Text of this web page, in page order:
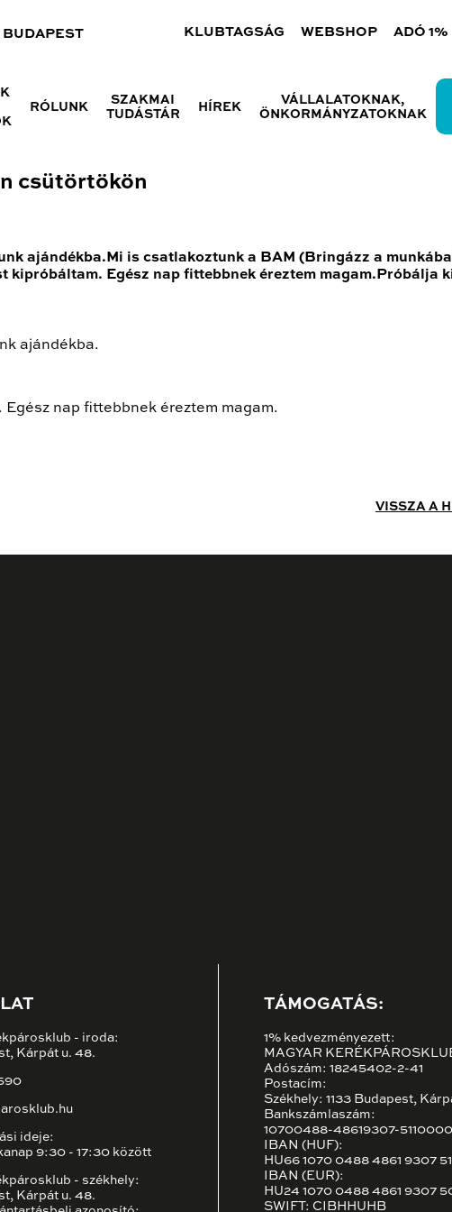
KLUBTAGSÁG WEBSHOP ADÓ 1%
RÓLUNK
SZAKMAI
TUDÁSTÁR
HÍREK
VÁLLALATOKNAK,
ÖNKORMÁNYZATOKNAK
csütörtökön
ajándékba.Mi is csatlakoztunk a BAM (Bringázz a
kipróbáltam. Egész nap fittebbnek éreztem magam.Próbálja
ajándékba.
nap fittebbnek éreztem magam.
VISSZA A
- iroda:
Kárpát u. 48.
ideje:
9:30 - 17:30 között
- székhely:
Kárpát u. 48.
TÁMOGATÁS:
1% kedvezményezett:
MAGYAR
Adószám: 18245402-2-41
Postacím:
Székhely: 1133 Budapest,
Bankszámlaszám:
10700488-48619307-
IBAN (HUF):
HU66 1070 0488 4861 9307
IBAN (EUR):
HU24 1070 0488 4861 9307
SWIFT: CIBHHUHB